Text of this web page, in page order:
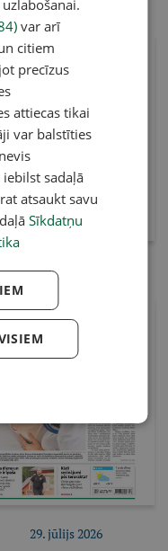
Pirkt e-izdevumu
5. augusts 2026
Pirkt e-izdevumu
Pirkt abonementu
31. jūlijs 2026
29. jūlijs 2026
var arī
citiem
precīzus
attiecas tikai
var balstīties
sadaļā
atsaukt savu
Sīkdatņu